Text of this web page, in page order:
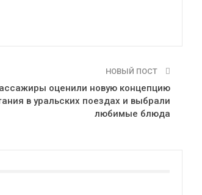
НОВЫЙ ПОСТ
оценили новую концепцию
в уральских поездах и выбрали
любимые блюда